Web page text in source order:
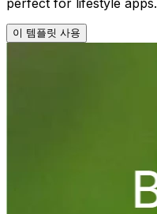
이 템플릿 사용